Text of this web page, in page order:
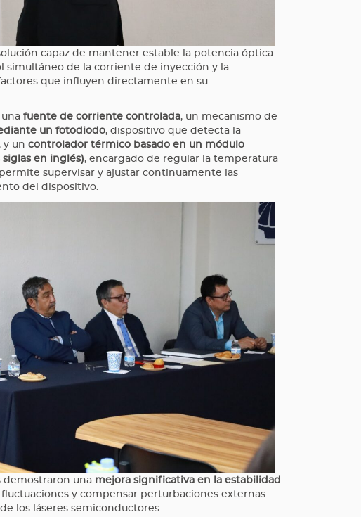
capaz de mantener estable la potencia óptica
simultáneo de la corriente de inyección y la
que influyen directamente en su
fuente de corriente controlada, un mecanismo de
un fotodiodo, dispositivo que detecta la
y un controlador térmico basado en un módulo
en inglés), encargado de regular la temperatura
supervisar y ajustar continuamente las
del dispositivo.
demostraron una mejora significativa en la estabilidad
y compensar perturbaciones externas
los láseres semiconductores.